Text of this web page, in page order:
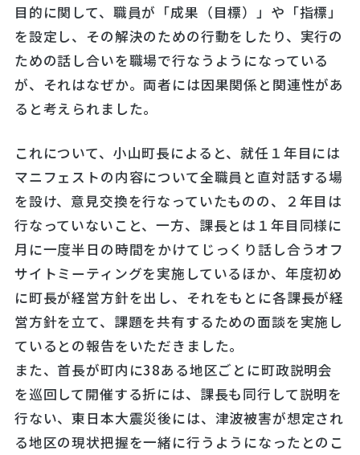
目的に関して、職員が「成果（目標）」や「指標」
を設定し、その解決のための行動をしたり、実行の
ための話し合いを職場で行なうようになっている
が、それはなぜか。両者には因果関係と関連性があ
ると考えられました。
これについて、小山町長によると、就任１年目には
マニフェストの内容について全職員と直対話する場
を設け、意見交換を行なっていたものの、２年目は
行なっていないこと、一方、課長とは１年目同様に
月に一度半日の時間をかけてじっくり話し合うオフ
サイトミーティングを実施しているほか、年度初め
に町長が経営方針を出し、それをもとに各課長が経
営方針を立て、課題を共有するための面談を実施し
ているとの報告をいただきました。
また、首長が町内に38ある地区ごとに町政説明会
を巡回して開催する折には、課長も同行して説明を
行ない、東日本大震災後には、津波被害が想定され
る地区の現状把握を一緒に行うようになったとのこ